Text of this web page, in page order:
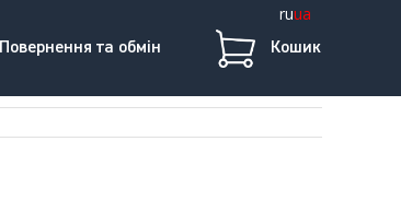
ruua
Повернення та обмін Кошик